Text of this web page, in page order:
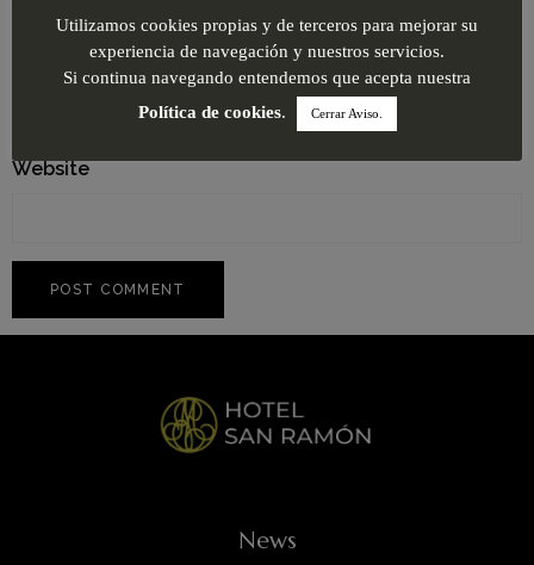
Website
News
Utilizamos cookies propias y de terceros para mejorar su
experiencia de navegación y nuestros servicios.
Si continua navegando entendemos que acepta nuestra
Política de cookies. Cerrar Aviso.